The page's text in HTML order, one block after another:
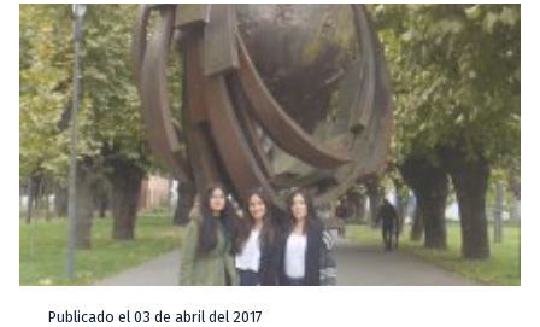
Publicado el 03 de abril del 2017